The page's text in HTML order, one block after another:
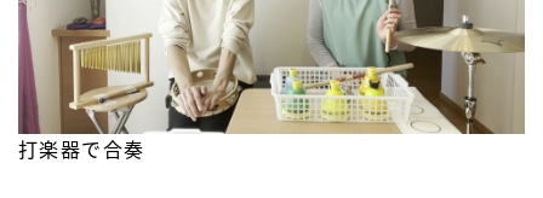
打楽器で合奏